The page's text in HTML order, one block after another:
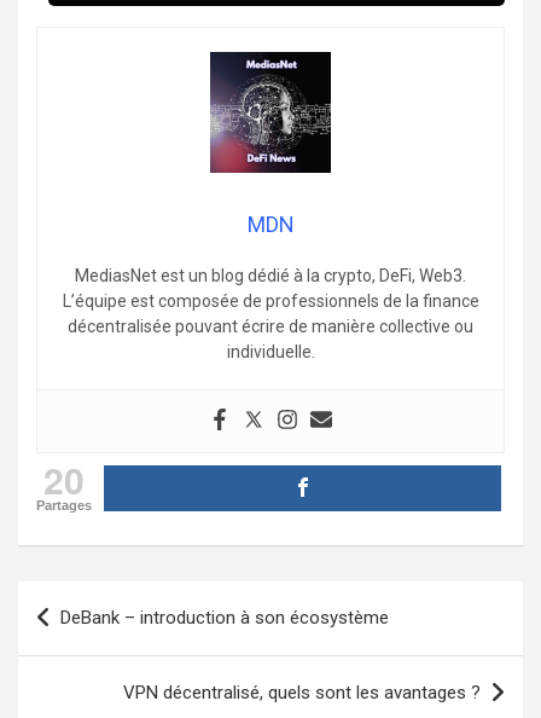
MDN
MediasNet est un blog dédié à la crypto, DeFi, Web3.
L’équipe est composée de professionnels de la finance
décentralisée pouvant écrire de manière collective ou
individuelle.
20
Partages
Navigation
de
DeBank – introduction à son écosystème
VPN décentralisé, quels sont les avantages ?